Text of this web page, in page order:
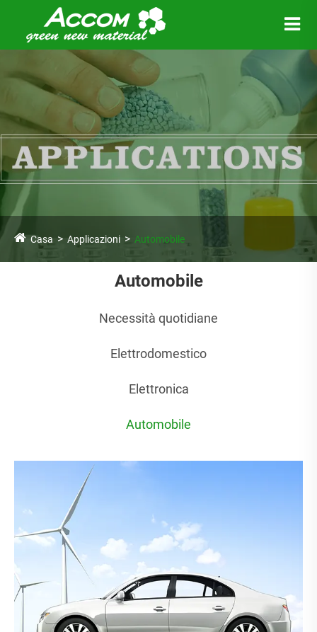
Casa Applicazioni Automobile
Automobile
Necessità quotidiane
Elettrodomestico
Elettronica
Automobile